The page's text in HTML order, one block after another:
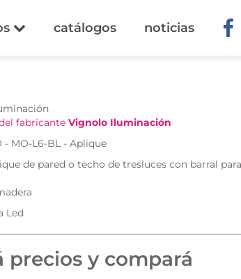
catálogos noticias
fabricante Vignolo Iluminación
- MO-L6-BL - Aplique
de pared o techo de tresluces con barral
Led
precios y compará